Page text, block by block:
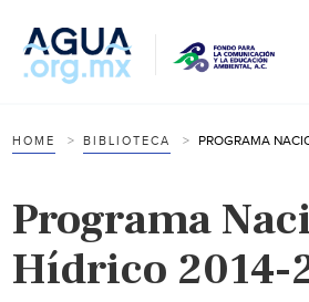
HOME BIBLIOTECA
Programa
Hídrico 2014-